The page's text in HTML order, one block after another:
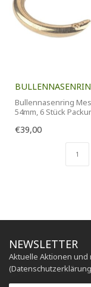
Bullennasenring
54mm, 6 Stück
€39,00
NEWSLETTER
Aktuelle Aktionen